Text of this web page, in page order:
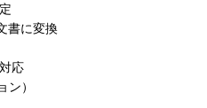
書に変換
応
ン）